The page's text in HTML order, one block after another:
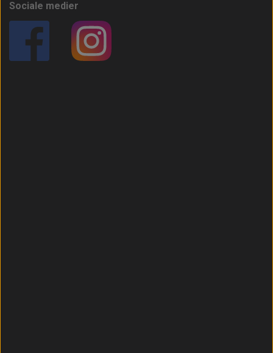
Sociale medier